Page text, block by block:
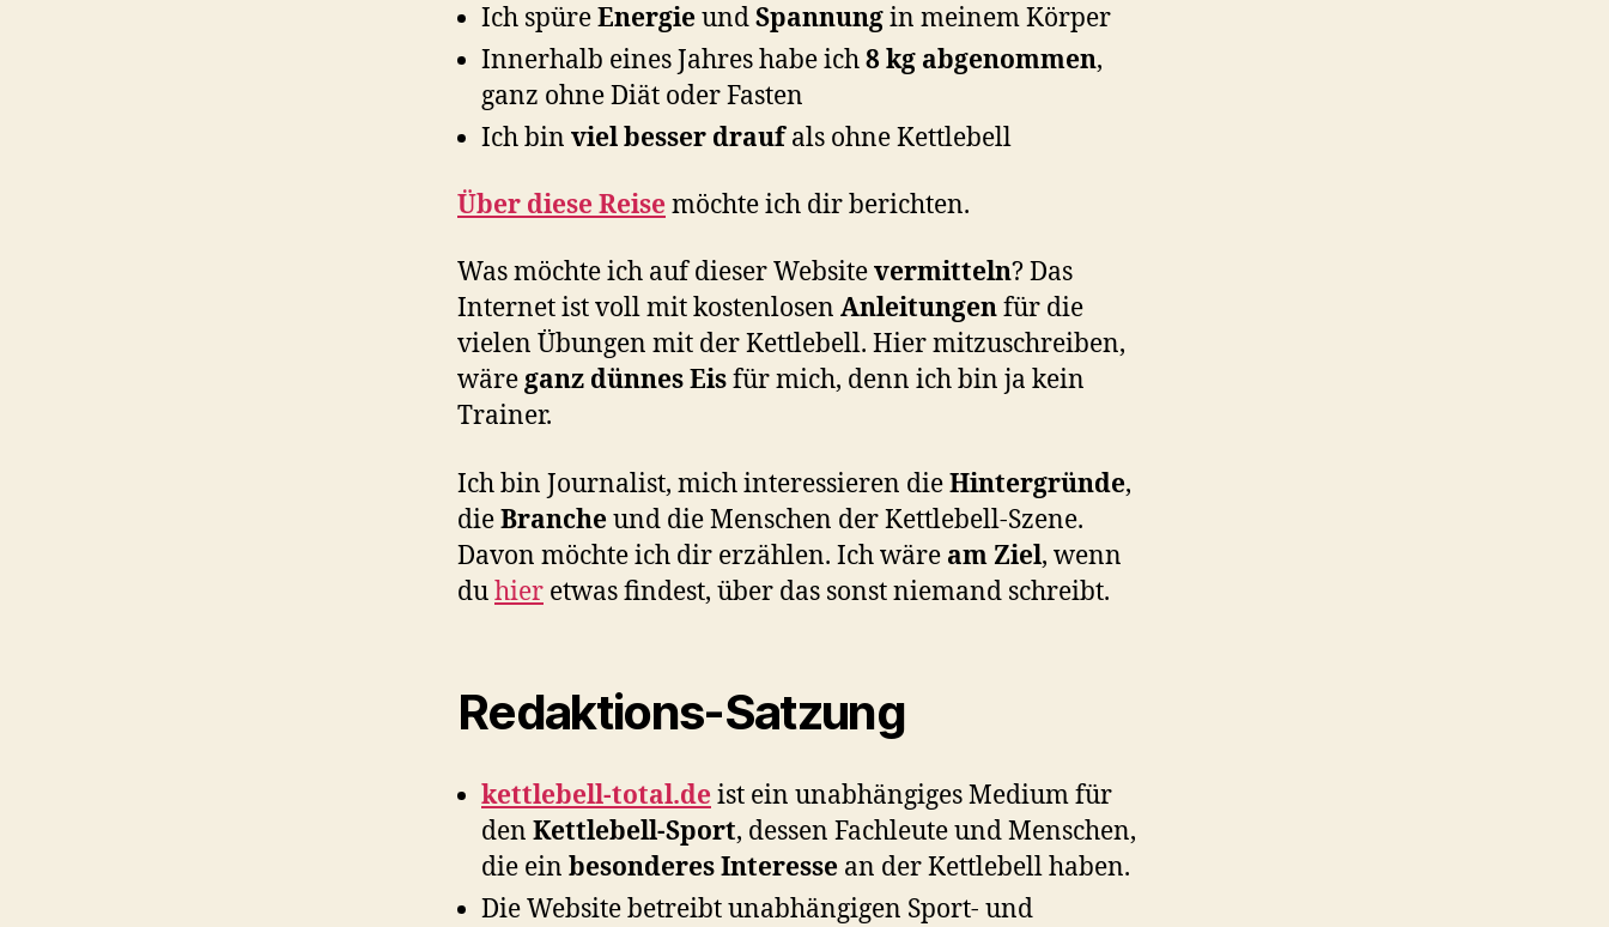
Ich spüreEnergieundSpannungin meinem Körper
Innerhalb eines Jahres habe ich8 kg abgenommen,
ganz ohne Diät oder Fasten
Ich bin viel besser draufals ohne Kettlebell
Über diese Reise möchte ich dir berichten.
Was möchte ich auf dieser Websitevermitteln? Das
Internet ist voll mit kostenlosen Anleitungenfür die
vielen Übungen mit der Kettlebell. Hier mitzuschreiben,
wäreganz dünnes Eisfür mich, denn ich bin ja kein
Trainer.
Ich bin Journalist, mich interessieren dieHintergründe,
dieBrancheund die Menschen der Kettlebell-Szene.
Davon möchte ich dir erzählen. Ich wäre am Ziel, wenn
duhier etwas findest, über das sonst niemand schreibt.
Redaktions-Satzung
kettlebell-total.de ist ein unabhängiges Medium für
den Kettlebell-Sport, dessen Fachleute und Menschen,
die ein besonderes Interesse an der Kettlebell haben.
Die Website betreibt unabhängigen Sport- und